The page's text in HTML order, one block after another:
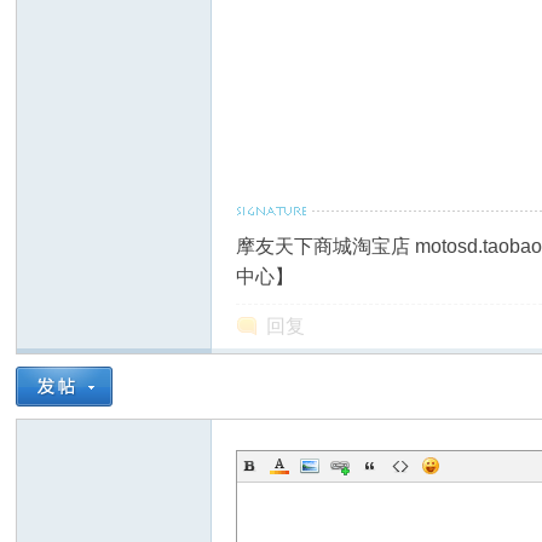
A
摩友天下商城淘宝店
中心】
回复